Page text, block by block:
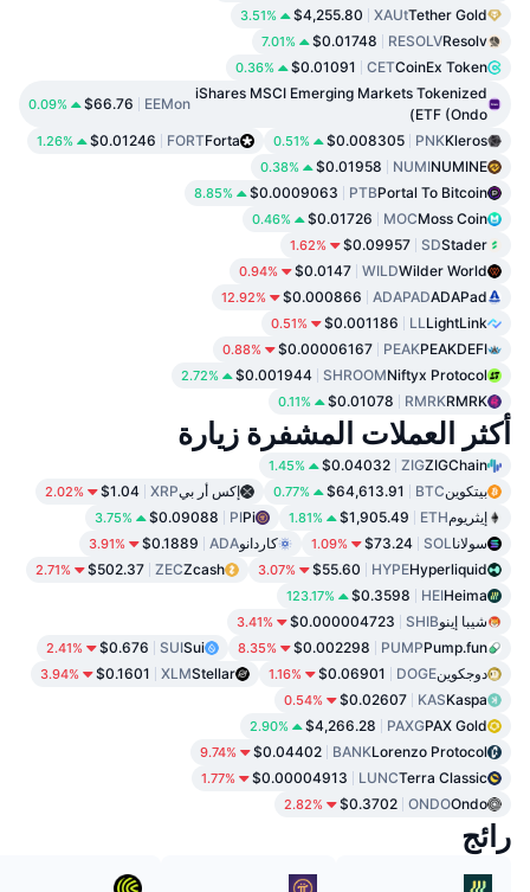
Tether Gold
XAUt
$4,255.80
3.51%
Resolv
RESOLV
$0.01748
7.01%
CoinEx Token
CET
$0.01091
0.36%
iShares MSCI Emerging Markets Tokenized
ETF (Ondo)
EEMon
$66.76
0.09%
Kleros
PNK
$0.008305
0.51%
Forta
FORT
$0.01246
1.26%
NUMINE
NUMI
$0.01958
0.38%
Portal To Bitcoin
PTB
$0.0009063
8.85%
Moss Coin
MOC
$0.01726
0.46%
Stader
SD
$0.09957
1.62%
Wilder World
WILD
$0.0147
0.94%
ADAPad
ADAPAD
$0.000866
12.92%
LightLink
LL
$0.001186
0.51%
PEAKDEFI
PEAK
$0.00006167
0.88%
Niftyx Protocol
SHROOM
$0.001944
2.72%
RMRK
RMRK
$0.01078
0.11%
أكثر العملات المشفرة زيارة
ZIGChain
ZIG
$0.04032
1.45%
بيتكوينBTC
$64,613.91
0.77% إكس أر بيXRP
$1.04
2.02%
إيثريومETH
$1,905.49
1.81%
Pi
PI
$0.09088
3.75%
سولاناSOL
$73.24
1.09% كاردانوADA
$0.1889
3.91%
Hyperliquid
HYPE
$55.60
3.07%
Zcash
ZEC
$502.37
2.71%
Heima
HEI
$0.3598
123.17%
شيبا إينوSHIB
$0.000004723
3.41%
Pump.fun
PUMP
$0.002298
8.35%
Sui
SUI
$0.676
2.41%
دوجكوينDOGE
$0.06901
1.16%
Stellar
XLM
$0.1601
3.94%
Kaspa
KAS
$0.02607
0.54%
PAX Gold
PAXG
$4,266.28
2.90%
Lorenzo Protocol
BANK
$0.04402
9.74%
Terra Classic
LUNC
$0.00004913
1.77%
Ondo
ONDO
$0.3702
2.82%
رائج